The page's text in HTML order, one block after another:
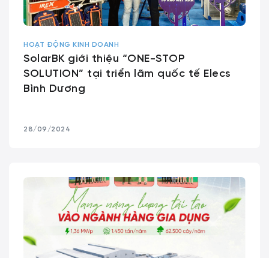
HOẠT ĐỘNG KINH DOANH
SolarBK giới thiệu “ONE-STOP
SOLUTION” tại triển lãm quốc tế Elecs
Bình Dương
28/09/2024